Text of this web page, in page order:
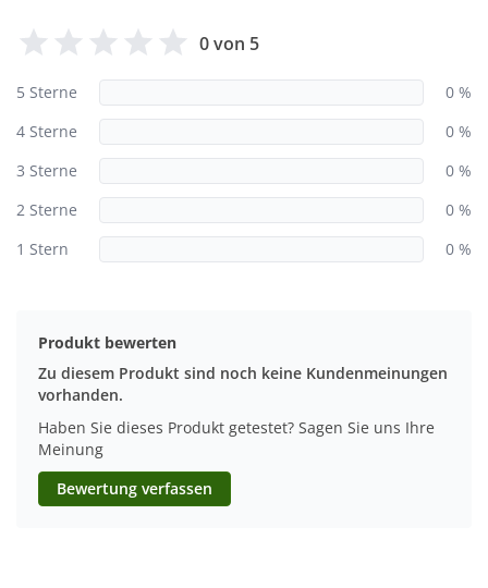
0 von 5
5 Sterne
0 %
4 Sterne
0 %
3 Sterne
0 %
2 Sterne
0 %
1 Stern
0 %
Produkt bewerten
Zu diesem Produkt sind noch keine Kundenmeinungen
vorhanden.
Haben Sie dieses Produkt getestet? Sagen Sie uns Ihre
Meinung
Bewertung verfassen